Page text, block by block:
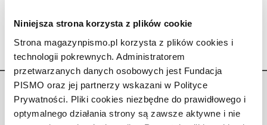
Niniejsza strona korzysta z plików cookie
Strona magazynpismo.pl korzysta z plików cookies i
technologii pokrewnych. Administratorem
przetwarzanych danych osobowych jest Fundacja
PISMO oraz jej partnerzy wskazani w Polityce
Prywatności. Pliki cookies niezbędne do prawidłowego i
optymalnego działania strony są zawsze aktywne i nie